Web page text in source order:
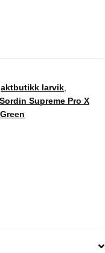
larvik
Sordin Supreme Pro X